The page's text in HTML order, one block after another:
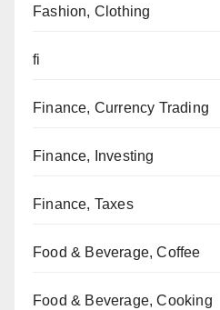
Fashion, Clothing
fi
Finance, Currency Trading
Finance, Investing
Finance, Taxes
Food & Beverage, Coffee
Food & Beverage, Cooking